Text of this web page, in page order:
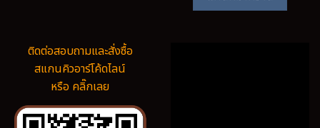
ติดต่อสอบถามและสั่งซื้อ
สแกนคิวอาร์โค้ดไลน์
หรือ คลิ๊กเลย